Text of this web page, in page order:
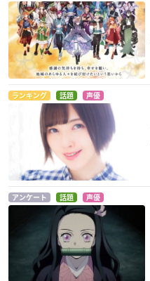
ランキング 話題 声優
アンケート 話題 声優